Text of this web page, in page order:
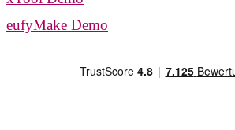
eufyMake Demo